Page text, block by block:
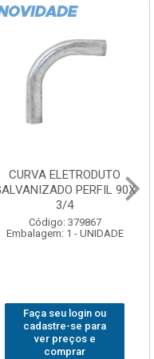
CURVA ELETRODUTO
PERFIL 90X
3/4
Código: 379867
Embalagem: 1 - UNIDADE
Faça seu login ou
cadastre-se para
ver preços e
comprar